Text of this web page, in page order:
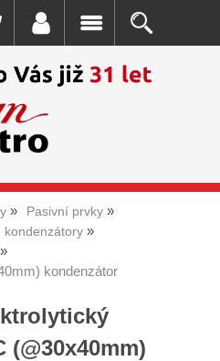
Pasivní prvky
kondenzátory
kondenzátor
(@30x40mm)